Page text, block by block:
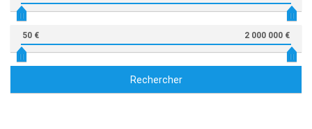
50 € 2 000 000 €
Rechercher